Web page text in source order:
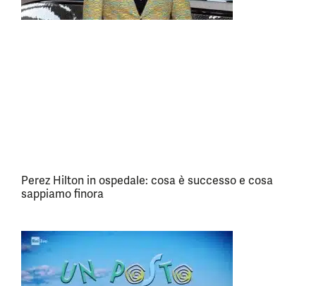
Perez Hilton in ospedale: cosa è successo e cosa
sappiamo finora